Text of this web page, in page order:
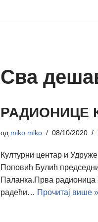
Сва
РАДИОНИЦЕ
од miko miko 08/10/2020
Културни центар и
Поповић Булић
Паланка.Прва радионица
радећи… Прочитај више »